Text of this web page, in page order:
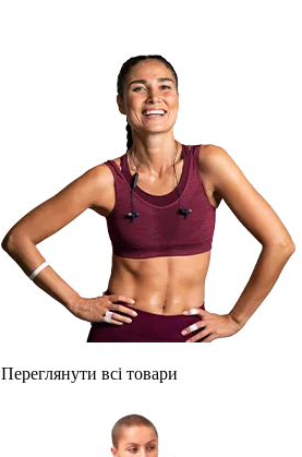
Переглянути всі товари